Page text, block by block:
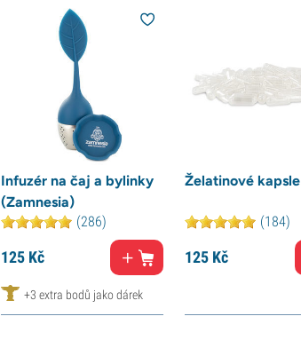
Infuzér na čaj a bylinky
(Zamnesia)
(286)
125 Kč
+3 extra bodů jako dárek
Želatinové kapsle
(184)
125 Kč